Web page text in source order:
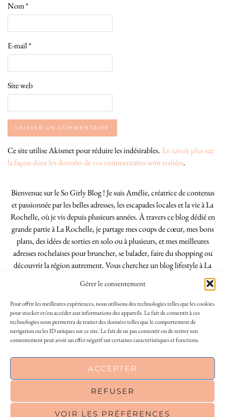
This site uses cookies to deliver its services
agree to its use of cookies. Learn more
Gérer le consentement
Pour offrir les meilleures expériences, nous utilisons des technologies telles que les cookies
pour stocker et/ou accéder aux informations des appareils. Le fait de consentir à ces
technologies nous permettra de traiter des données telles que le comportement de
navigation ou les ID uniques sur ce site. Le fait de ne pas consentir ou de retirer son
consentement peut avoir un effet négatif sur certaines caractéristiques et fonctions.
ACCEPTER
REFUSER
VOIR LES PRÉFÉRENCES
Nom*
E-mail*
Site web
Ce site utilise Akismet pour réduire les indésirables. En savoir plus sur
la façon dont les données de vos commentaires sont traitées.
Bienvenue sur le So Girly Blog ! Je suis Amélie, créatrice de contenus
et passionnée par les belles adresses, les escapades locales et la vie à La
Rochelle, où je vis depuis plusieurs années. À travers ce blog dédié en
grande partie à La Rochelle, je partage mes coups de cœur, mes bons
plans, des idées de sorties en solo ou à plusieurs, et mes meilleures
adresses rochelaises pour bruncher, se balader, faire du shopping ou
découvrir la région autrement. Vous cherchez un blog lifestyle à La
Rochelle, tenu par une locale ? Vous êtes au bon endroit. Que vous
soyez Rochelais·e ou de passage dans notre belle ville, j’espère que mes
articles vous aideront à profiter de La Rochelle comme un·e vrai·e
initié·e. !